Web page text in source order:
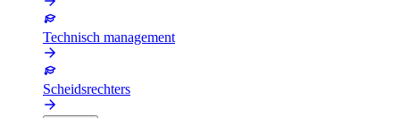
Technisch management
Scheidsrechters